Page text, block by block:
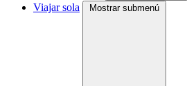
Viajar sola Mostrar submenú